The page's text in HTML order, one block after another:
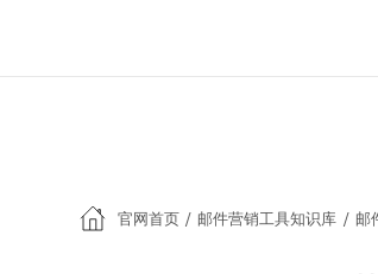
官网首页 / 邮件营销工具知识库 / 邮